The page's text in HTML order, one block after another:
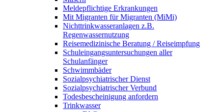
Meldepflichtige Erkrankungen
Mit Migranten für Migranten (MiMi)
Nichttrinkwasseranlagen z.B.
Regenwassernutzung
Reisemedizinische Beratung / Reiseimpfung
Schuleingangsuntersuchungen aller
Schulanfänger
Schwimmbäder
Sozialpsychiatrischer Dienst
Sozialpsychiatrischer Verbund
Todesbescheinigung anfordern
Trinkwasser